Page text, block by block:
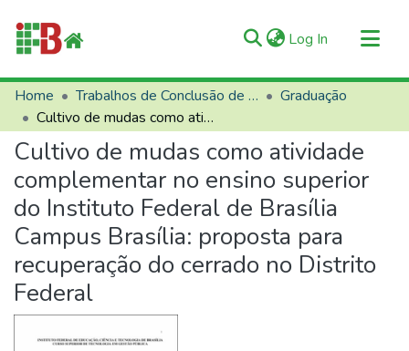
Log In (current)
Communities & Collections
All of RIIFB
Manuals and Terms
Statistics
About RIIFB
Help
Contacts
Home Trabalhos de Conclusão de Curso (TCCs)
Graduação
Cultivo de mudas como atividade complementar no ensino superior do Instituto Federal de Brasília Campus Brasília: proposta para recuperação do cerrado no Distrito Federal
Cultivo de mudas como atividade
complementar no ensino superior
do Instituto Federal de Brasília
Campus Brasília: proposta para
recuperação do cerrado no Distrito
Federal